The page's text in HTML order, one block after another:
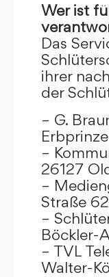
Wer ist
Das
ihrer
der
– G.
–
26127
–
Straße
–
Böckler-
– TVL
Walter-